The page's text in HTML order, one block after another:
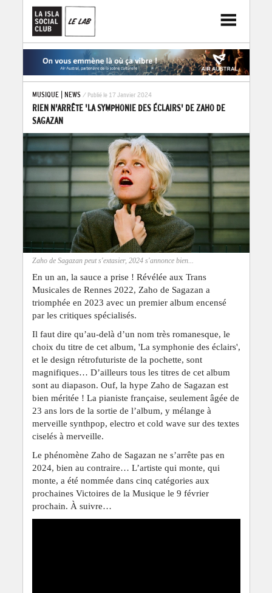
MUSIQUE| NEWS / Publié le 17 Janvier 2024
RIEN N'ARRÊTE 'LA SYMPHONIE DES ÉCLAIRS' DE ZAHO DE
SAGAZAN
Zaho de Sagazan peut s'extasier, 2024 s'annonce bien...
En un an, la sauce a prise ! Révélée aux Trans
Musicales de Rennes 2022, Zaho de Sagazan a
triomphée en 2023 avec un premier album encensé
par les critiques spécialisés.
Il faut dire qu’au-delà d’un nom très romanesque, le
choix du titre de cet album, 'La symphonie des éclairs',
et le design rétrofuturiste de la pochette, sont
magnifiques… D’ailleurs tous les titres de cet album
sont au diapason. Ouf, la hype Zaho de Sagazan est
bien méritée ! La pianiste française, seulement âgée de
23 ans lors de la sortie de l’album, y mélange à
merveille synthpop, electro et cold wave sur des textes
ciselés à merveille.
Le phénomène Zaho de Sagazan ne s’arrête pas en
2024, bien au contraire… L’artiste qui monte, qui
monte, a été nommée dans cinq catégories aux
prochaines Victoires de la Musique le 9 février
prochain. À suivre…